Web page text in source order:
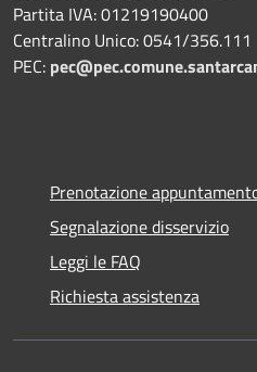
Partita IVA: 01219190400
Centralino Unico: 0541/356.111
PEC:
Prenotazione
Segnalazione disservizio
Leggi le FAQ
Richiesta assistenza